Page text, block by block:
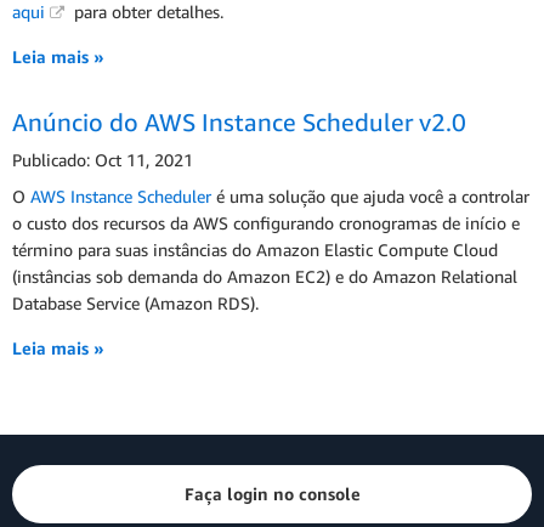
aqui
para obter detalhes.
Leia mais »
Anúncio do AWS Instance Scheduler v2.0
Publicado: Oct 11, 2021
O AWS Instance Scheduleré uma solução que ajuda você a controlar
o custo dos recursos da AWS configurando cronogramas de início e
término para suas instâncias do Amazon Elastic Compute Cloud
(instâncias sob demanda do Amazon EC2) e do Amazon Relational
Database Service (Amazon RDS).
Leia mais »
Faça login no console